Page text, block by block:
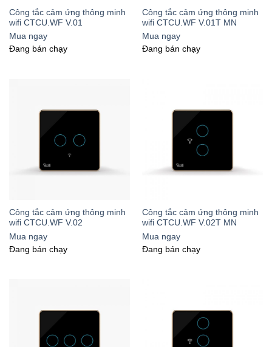
Công tắc cảm ứng thông minh
wifi CTCU.WF V.01
Mua ngay
Đang bán chạy
Công tắc cảm ứng thông minh
wifi CTCU.WF V.01T MN
Mua ngay
Đang bán chạy
Công tắc cảm ứng thông minh
wifi CTCU.WF V.02
Mua ngay
Đang bán chạy
Công tắc cảm ứng thông minh
wifi CTCU.WF V.02T MN
Mua ngay
Đang bán chạy